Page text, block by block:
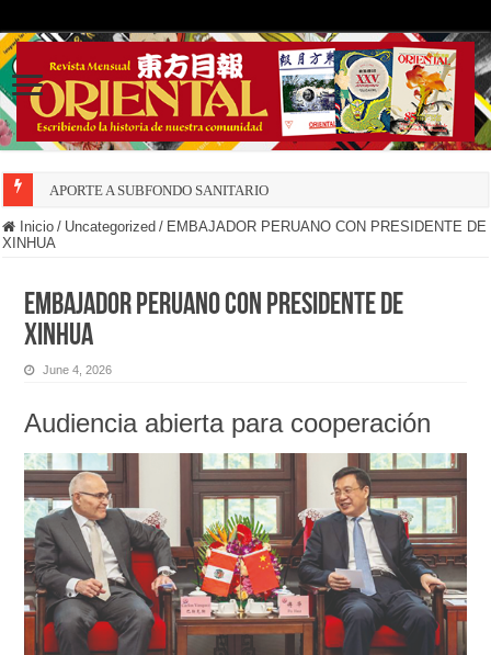
APORTE A SUBFONDO SANITARIO
Inicio / Uncategorized / EMBAJADOR PERUANO CON PRESIDENTE DE
XINHUA
EMBAJADOR PERUANO CON PRESIDENTE DE
XINHUA
June 4, 2026
Audiencia abierta para cooperación